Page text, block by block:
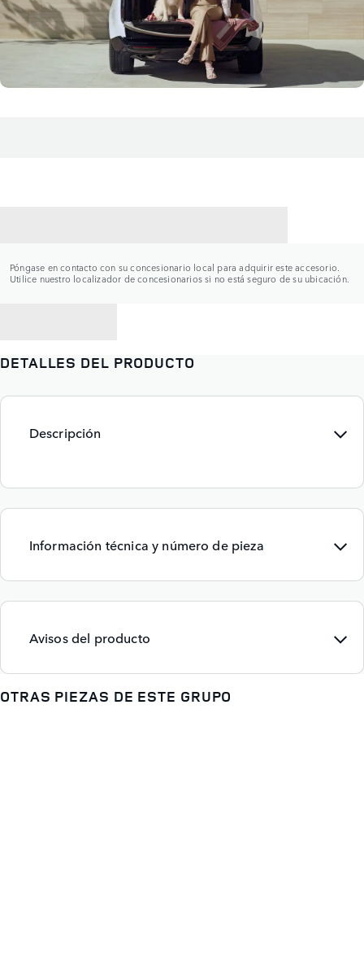
Póngase en contacto con su concesionario local para adquirir este accesorio.
Utilice nuestro localizador de concesionarios si no está seguro de su ubicación.
DETALLES DEL PRODUCTO
Descripción
Información técnica y número de pieza
Avisos del producto
OTRAS PIEZAS DE ESTE GRUPO